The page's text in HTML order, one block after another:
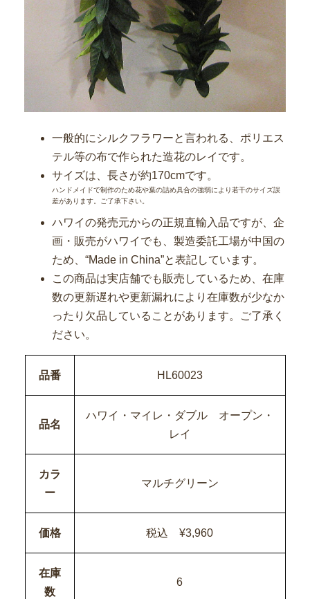
一般的にシルクフラワーと言われる、ポリエス
テル等の布で作られた造花のレイです。
サイズは、長さが約170cmです。
ハンドメイドで制作のため花や葉の詰め具合の強弱により若干のサイズ誤
差があります。ご了承下さい。
ハワイの発売元からの正規直輸入品ですが、企
画・販売がハワイでも、製造委託工場が中国の
ため、“Made in China”と表記しています。
この商品は実店舗でも販売しているため、在庫
数の更新遅れや更新漏れにより在庫数が少なか
ったり欠品していることがあります。ご了承く
ださい。
品番 HL60023
品名
ハワイ・マイレ・ダブル オープン・
レイ
カラ
ー
マルチグリーン
価格 税込 ¥3,960
在庫
数
6